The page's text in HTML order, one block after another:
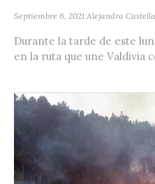
Septiembre 6, 2021 Alejandra
Durante la tarde de este
en la ruta que une Valdivia